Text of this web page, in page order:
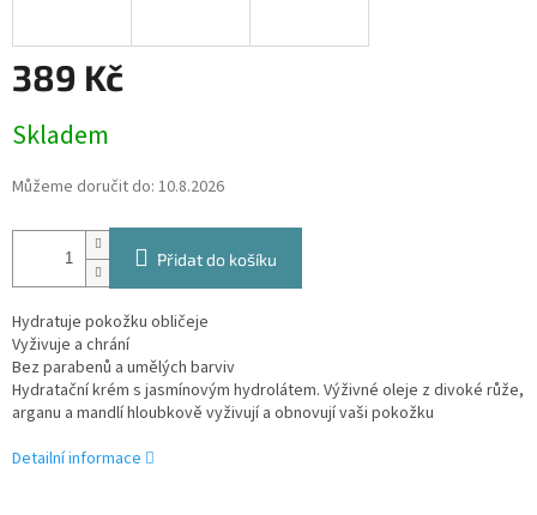
389 Kč
cena:
Skladem
Můžeme doručit do: 10.8.2026
Přidat do košíku
Hydratuje pokožku obličeje
Vyživuje a chrání
Bez parabenů a umělých barviv
Hydratační krém s jasmínovým hydrolátem. Výživné oleje z divoké růže,
arganu a mandlí hloubkově vyživují a obnovují vaši pokožku
Detailní informace